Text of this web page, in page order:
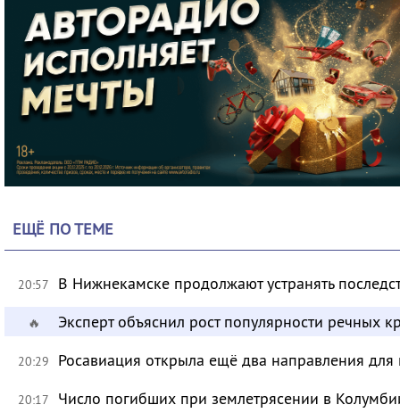
ЕЩЁ ПО ТЕМЕ
20:57 В Нижнекамске продолжают устранять
🔥 Эксперт объяснил рост популярности речных
20:29 Росавиация открыла ещё два направления
20:17 Число погибших при землетрясении в